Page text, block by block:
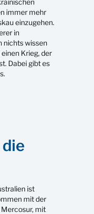
immer mehr
einzugehen.
in
nichts wissen
Krieg, der
Dabei gibt es
ist
mit der
mit